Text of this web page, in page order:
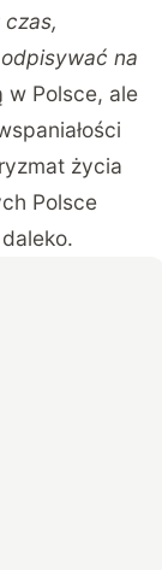
czas,
na
w Polsce, ale
życia
Polsce